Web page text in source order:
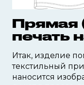
Прямая
печать
Итак, изделие
текстильный
наносится